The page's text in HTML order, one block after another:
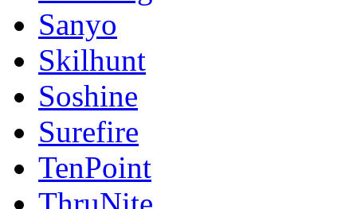
Sanyo
Skilhunt
Soshine
Surefire
TenPoint